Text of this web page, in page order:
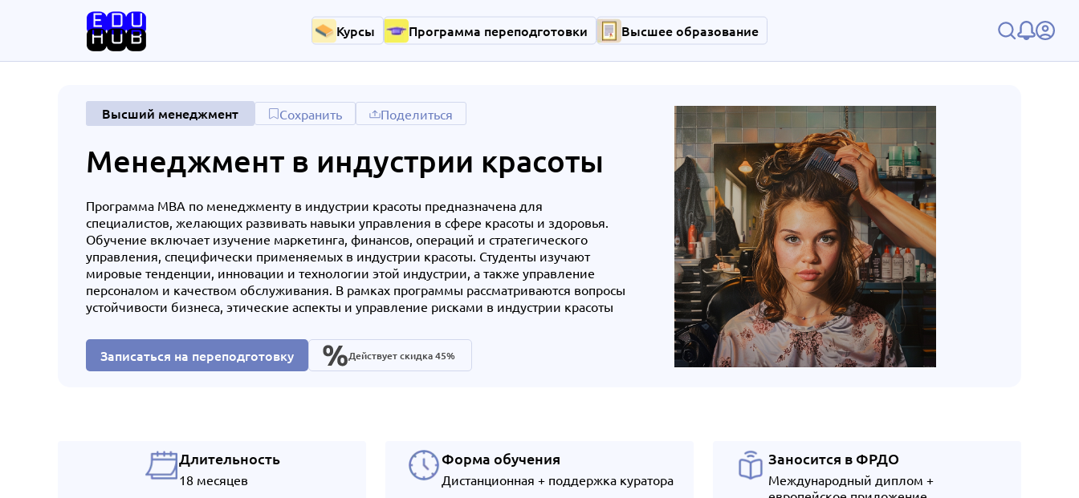
Курсы Программа переподготовки Высшее образование
Высший менеджмент Сохранить Поделиться
Менеджмент в индустрии красоты
Программа MBA по менеджменту в индустрии красоты предназначена для
специалистов, желающих развивать навыки управления в сфере красоты и здоровья.
Обучение включает изучение маркетинга, финансов, операций и стратегического
управления, специфически применяемых в индустрии красоты. Студенты изучают
мировые тенденции, инновации и технологии этой индустрии, а также управление
персоналом и качеством обслуживания. В рамках программы рассматриваются вопросы
устойчивости бизнеса, этические аспекты и управление рисками в индустрии красоты
Записаться на переподготовку Действует скидка 45%
Длительность
18 месяцев
Форма обучения
Дистанционная + поддержка куратора
Заносится в ФРДО
Международный диплом +